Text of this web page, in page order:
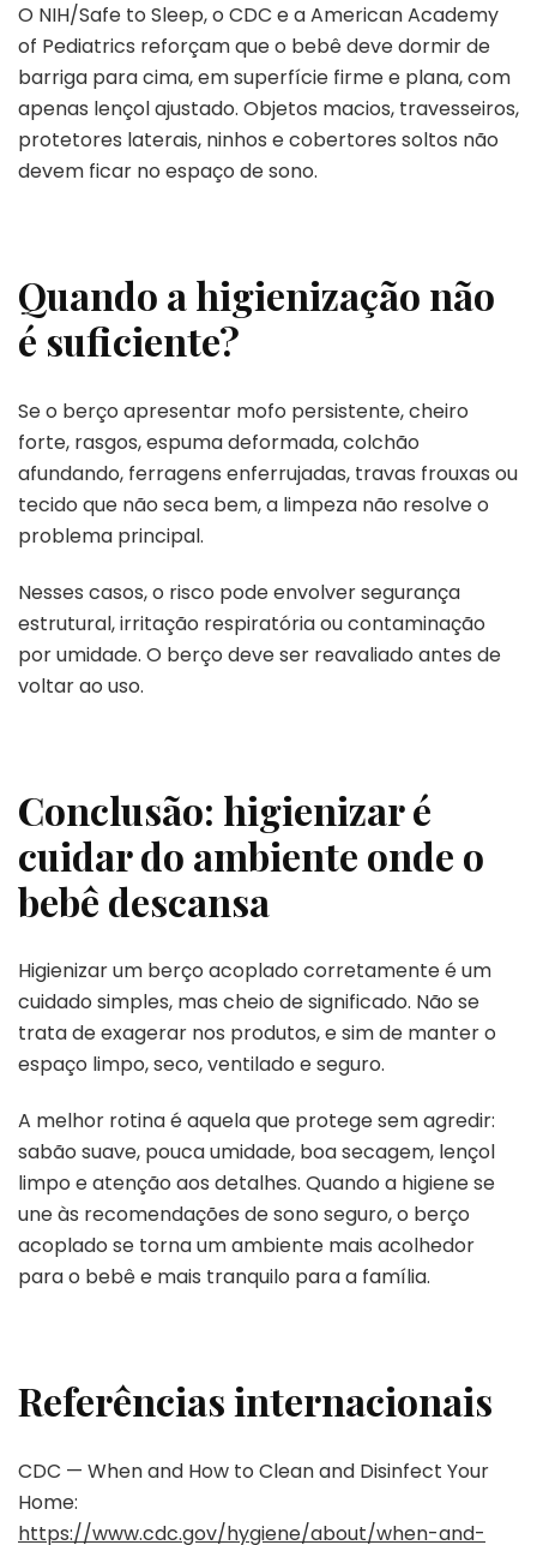
O NIH/Safe to Sleep, o CDC e a American Academy
of Pediatrics reforçam que o bebê deve dormir de
barriga para cima, em superfície firme e plana, com
apenas lençol ajustado. Objetos macios, travesseiros,
protetores laterais, ninhos e cobertores soltos não
devem ficar no espaço de sono.
Quando a higienização não
é suficiente?
Se o berço apresentar mofo persistente, cheiro
forte, rasgos, espuma deformada, colchão
afundando, ferragens enferrujadas, travas frouxas ou
tecido que não seca bem, a limpeza não resolve o
problema principal.
Nesses casos, o risco pode envolver segurança
estrutural, irritação respiratória ou contaminação
por umidade. O berço deve ser reavaliado antes de
voltar ao uso.
Conclusão: higienizar é
cuidar do ambiente onde o
bebê descansa
Higienizar um berço acoplado corretamente é um
cuidado simples, mas cheio de significado. Não se
trata de exagerar nos produtos, e sim de manter o
espaço limpo, seco, ventilado e seguro.
A melhor rotina é aquela que protege sem agredir:
sabão suave, pouca umidade, boa secagem, lençol
limpo e atenção aos detalhes. Quando a higiene se
une às recomendações de sono seguro, o berço
acoplado se torna um ambiente mais acolhedor
para o bebê e mais tranquilo para a família.
Referências internacionais
CDC — When and How to Clean and Disinfect Your
Home:
https://www.cdc.gov/hygiene/about/when-and-